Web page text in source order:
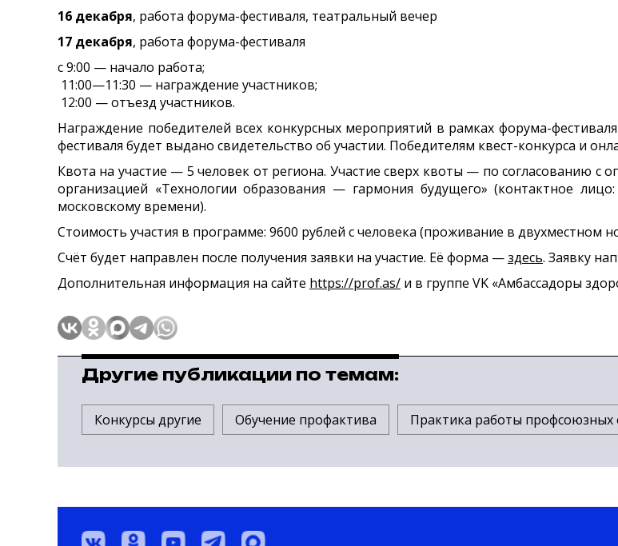
16 декабря, работа форума-фестиваля, театральный вечер
17 декабря, работа форума-фестиваля
с 9:00 — начало работа;
11:00—11:30 — награждение участников;
12:00 — отъезд участников.
Награждение победителей всех конкурсных мероприятий в рамках форума-
фестиваля будет выдано свидетельство об участии. Победителям квест-конкурса и
Квота на участие — 5 человек от региона. Участие сверх квоты — по согласованию
организацией «Технологии образования — гармония будущего» (контактное
московскому времени).
Стоимость участия в программе: 9600 рублей с человека (проживание в
Счёт будет направлен после получения заявки на участие. Её форма —здесь. Заявку
Дополнительная информация на сайте https://prof.as/ и в группе VK «Амбассадоры
Другие публикации по темам:
Конкурсы другие Обучение профактива Практика работы профсоюзных